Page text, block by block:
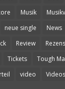
Musik
neue single News
Review
Tickets Tough
video